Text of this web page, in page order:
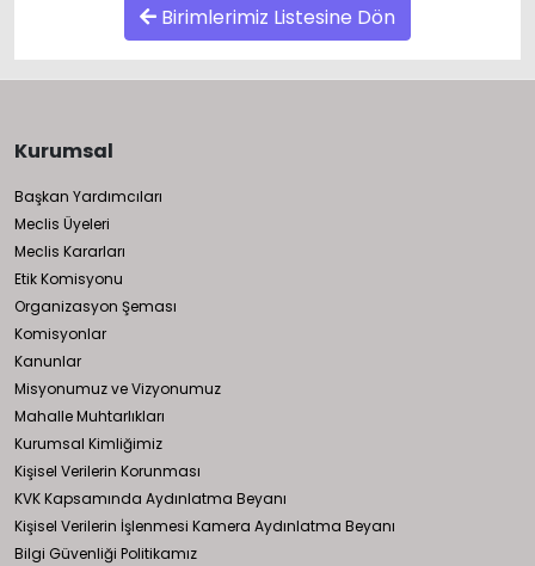
Birimlerimiz Listesine Dön
Kurumsal
Başkan Yardımcıları
Meclis Üyeleri
Meclis Kararları
Etik Komisyonu
Organizasyon Şeması
Komisyonlar
Kanunlar
Misyonumuz ve Vizyonumuz
Mahalle Muhtarlıkları
Kurumsal Kimliğimiz
Kişisel Verilerin Korunması
KVK Kapsamında Aydınlatma Beyanı
Kişisel Verilerin İşlenmesi Kamera Aydınlatma Beyanı
Bilgi Güvenliği Politikamız